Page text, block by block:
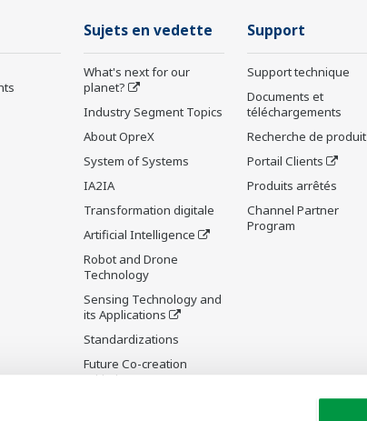
Sujets en vedette
What's next for our
planet?
Industry Segment Topics
About OpreX
System of Systems
IA2IA
Transformation digitale
Artificial Intelligence
Robot and Drone
Technology
Sensing Technology and
its Applications
Standardizations
Future Co-creation
Initiative
Support
Support technique
Documents et
téléchargements
Recherche de produit
Portail Clients
Produits arrêtés
Channel Partner
Program